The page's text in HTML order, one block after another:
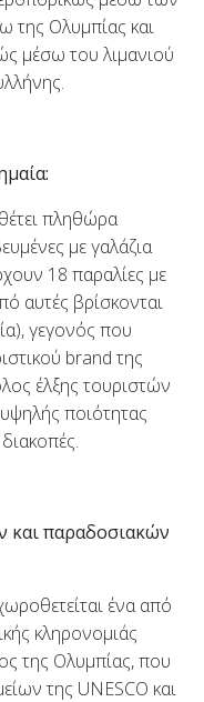
της Ολυμπίας και
μέσω του λιμανιού
πληθώρα
με γαλάζια
18 παραλίες με
αυτές βρίσκονται
γεγονός που
brand της
έλξης τουριστών
ποιότητας
και παραδοσιακών
ένα από
κληρονομιάς
της Ολυμπίας, που
της UNESCO και